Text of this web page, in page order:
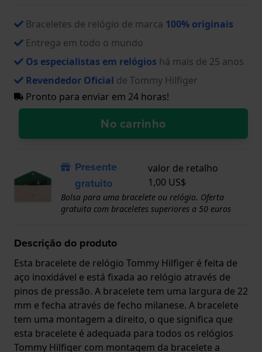
Braceletes de relógio de marca 100% originais
Entrega em todo o mundo
Os especialistas em relógios há mais de 25 anos
Revendedor Oficial de Tommy Hilfiger
Pronto para enviar em 24 horas!
No carrinho
Presente
gratuito
valor de retalho
1,00 US$
Bolsa para uma bracelete ou relógio. Oferta
gratuita com braceletes superiores a 50 euros
Descrição do produto
Esta bracelete de relógio Tommy Hilfiger é feita de
aço inoxidável e está fixada ao relógio através de
pinos de pressão. A bracelete tem uma largura de 22
mm e fecha através de fecho milanese. A bracelete
tem uma montagem a direito, o que significa que
esta bracelete é adequada para todos os relógios
Tommy Hilfiger com montagem da bracelete a